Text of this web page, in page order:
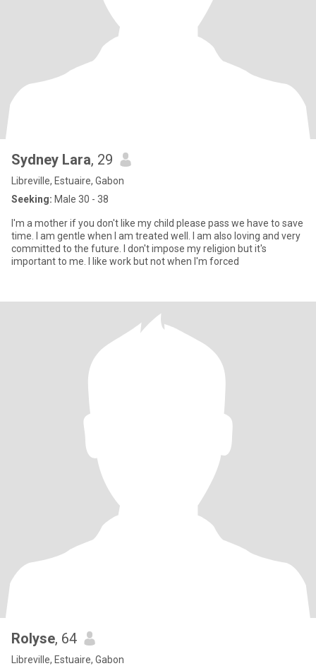
Sydney Lara, 29
Libreville, Estuaire, Gabon
Seeking: Male 30 - 38
I'm a mother if you don't like my child please pass we have to save
time. I am gentle when I am treated well. I am also loving and very
committed to the future. I don't impose my religion but it's
important to me. I like work but not when I'm forced
Rolyse, 64
Libreville, Estuaire, Gabon